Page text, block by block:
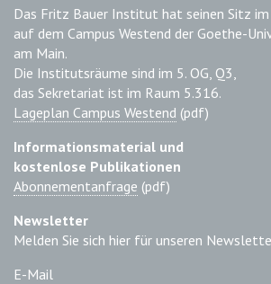
Das Fritz Bauer Institut hat seinen Sitz im
auf dem Campus Westend der Goethe-
am Main.
Die Institutsräume sind im 5. OG, Q3,
das Sekretariat ist im Raum 5.316.
Lageplan Campus Westend (pdf)
Informationsmaterial und
kostenlose Publikationen
Abonnementanfrage (pdf)
Newsletter
Melden Sie sich hier für unseren
E-Mail